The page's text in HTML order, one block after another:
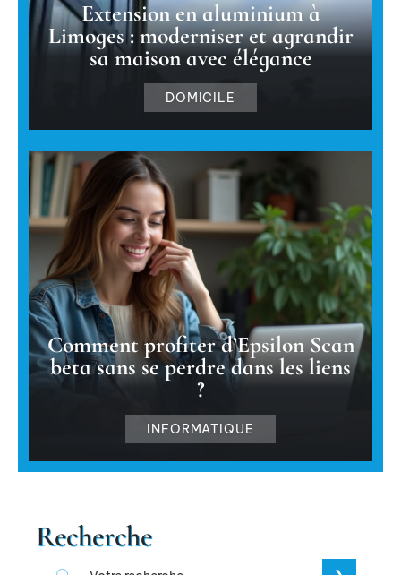
Extension en aluminium à
Limoges : moderniser et agrandir
sa maison avec élégance
DOMICILE
Comment profiter d’Epsilon Scan
beta sans se perdre dans les liens
?
INFORMATIQUE
Recherche